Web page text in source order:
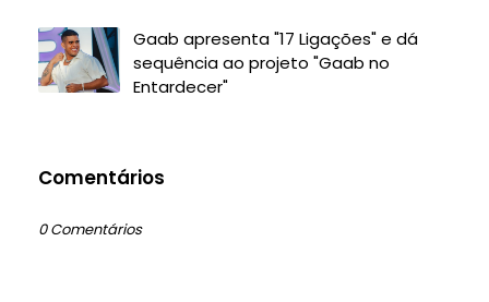
Gaab apresenta "17 Ligações" e dá
sequência ao projeto "Gaab no
Entardecer"
Comentários
0 Comentários